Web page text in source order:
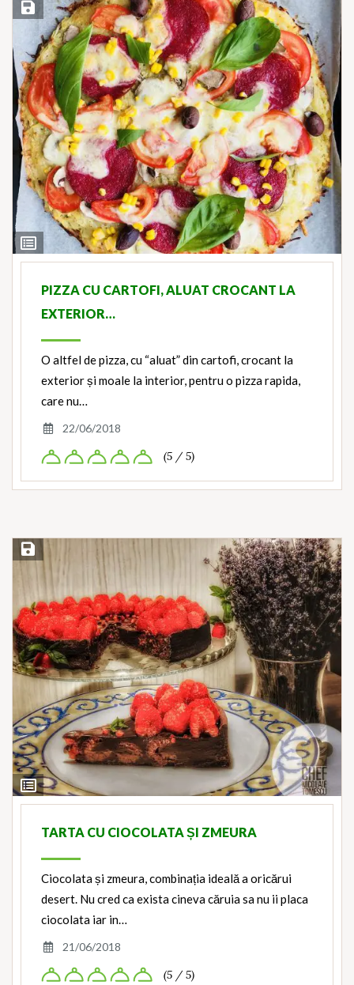
View
Ingredients
Save Recipe
PIZZA CU CARTOFI, ALUAT CROCANT LA
EXTERIOR…
O altfel de pizza, cu “aluat” din cartofi, crocant la
exterior și moale la interior, pentru o pizza rapida,
care nu…
22/06/2018
(5 / 5)
View
Ingredients
Save Recipe
TARTA CU CIOCOLATA ȘI ZMEURA
Ciocolata și zmeura, combinația ideală a oricărui
desert. Nu cred ca exista cineva căruia sa nu ii placa
ciocolata iar in…
21/06/2018
(5 / 5)